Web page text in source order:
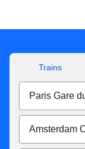
Trains